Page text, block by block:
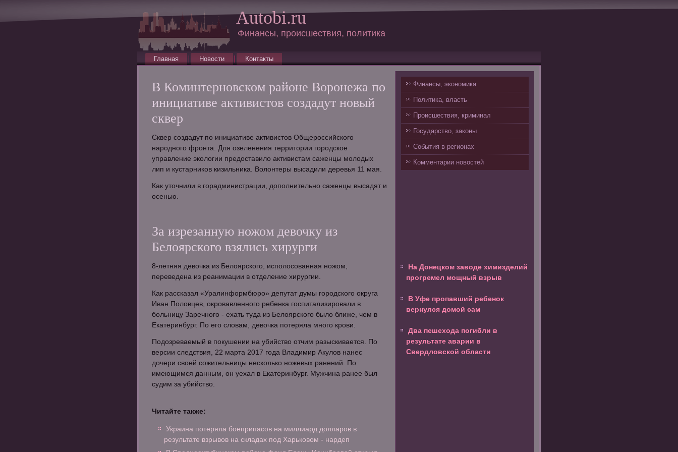
Autobi.ru
Финансы, происшествия, политика
Главная Новости Контакты
В Коминтерновском районе Воронежа по
инициативе активистов создадут новый
сквер
Сквер создадут по инициативе активистов Общероссийского
народного фронта. Для озеленения территории городское
управление экологии предоставило активистам саженцы молодых
лип и кустарников кизильника. Волонтеры высадили деревья 11 мая.
Как уточнили в горадминистрации, дополнительно саженцы высадят и
осенью.
За изрезанную ножом девочку из
Белоярского взялись хирурги
8-летняя девочка из Белоярского, исполосованная ножом,
переведена из реанимации в отделение хирургии.
Как рассказал «Уралинформбюро» депутат думы городского округа
Иван Половцев, окровавленного ребенка госпитализировали в
больницу Заречного - ехать туда из Белоярского было ближе, чем в
Екатеринбург. По его словам, девочка потеряла много крови.
Подозреваемый в покушении на убийство отчим разыскивается. По
версии следствия, 22 марта 2017 года Владимир Акулов нанес
дочери своей сожительницы несколько ножевых ранений. По
имеющимся данным, он уехал в Екатеринбург. Мужчина ранее был
судим за убийство.
Читайте также:
Украина потеряла боеприпасов на миллиард долларов в
результате взрывов на складах под Харьковом - нардеп
Финансы, экономика
Политика, власть
Происшествия, криминал
Государство, законы
События в регионах
Комментарии новостей
На Донецком заводе химизделий
прогремел мощный взрыв
В Уфе пропавший ребенок
вернулся домой сам
Два пешехода погибли в
результате аварии в
Свердловской области